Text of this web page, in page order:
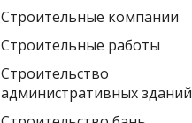
Строительные компании
Строительные работы
Строительство
административных зданий